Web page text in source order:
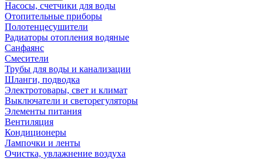
Насосы, счетчики для воды
Отопительные приборы
Полотенцесушители
Радиаторы отопления водяные
Санфаянс
Смесители
Трубы для воды и канализации
Шланги, подводка
Электротовары, свет и климат
Выключатели и светорегуляторы
Элементы питания
Вентиляция
Кондиционеры
Лампочки и ленты
Очистка, увлажнение воздуха